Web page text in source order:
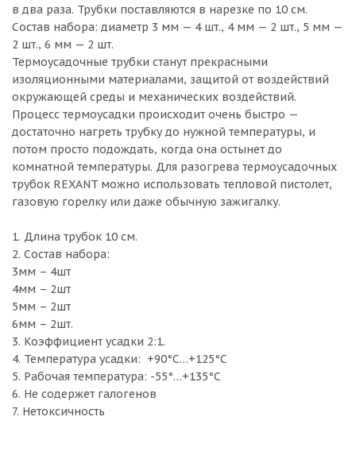
в два раза. Трубки поставляются в нарезке по 10 см.
Состав набора: диаметр 3 мм — 4 шт., 4 мм — 2 шт., 5 мм —
2 шт., 6 мм — 2 шт.
Термоусадочные трубки станут прекрасными
изоляционными материалами, защитой от воздействий
окружающей среды и механических воздействий.
Процесс термоусадки происходит очень быстро —
достаточно нагреть трубку до нужной температуры, и
потом просто подождать, когда она остынет до
комнатной температуры. Для разогрева термоусадочных
трубок REXANT можно использовать тепловой пистолет,
газовую горелку или даже обычную зажигалку.
1. Длина трубок 10 см.
2. Состав набора:
3мм – 4шт
4мм – 2шт
5мм – 2шт
6мм – 2шт.
3. Коэффициент усадки 2:1.
4. Температура усадки: +90°С…+125°С
5. Рабочая температура: -55°…+135°С
6. Не содержет галогенов
7. Нетоксичность